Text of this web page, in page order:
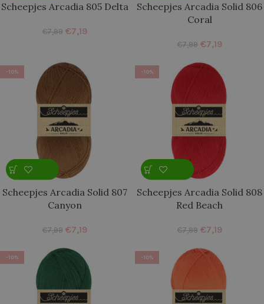
Scheepjes Arcadia 805 Delta
€7,99 €7,19
Scheepjes Arcadia Solid 806
Coral
€7,99 €7,19
-10%
Scheepjes Arcadia Solid 807
Canyon
€7,99 €7,19
-10%
Scheepjes Arcadia Solid 808
Red Beach
€7,99 €7,19
-10% -10%